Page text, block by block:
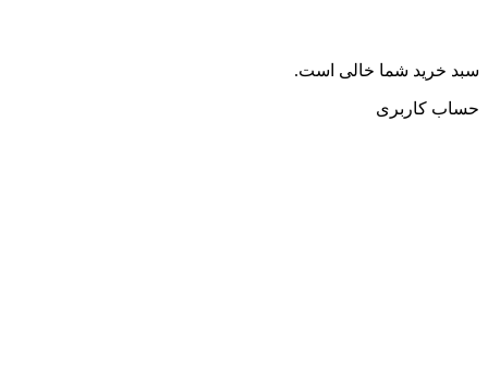
سبد خرید شما خالی است.
حساب کاربری